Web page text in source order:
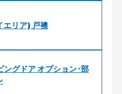
リア) 戸襖
グドア オプション･部